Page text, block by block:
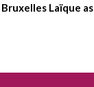
Bruxelles Laïque